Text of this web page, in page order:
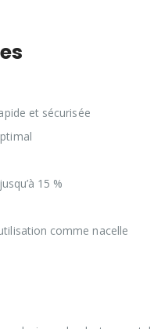
et sécurisée
15 %
comme nacelle